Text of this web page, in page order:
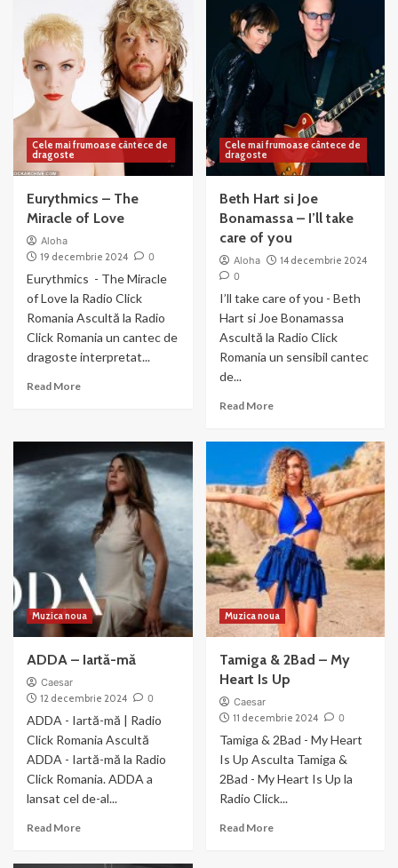
&
Soul
lanseaza
Pereche”
Cele mai frumoase cântece de
dragoste
Eurythmics – The
Miracle of Love
Aloha
19 decembrie 2024
0
Eurythmics - The Miracle
of Love la Radio Click
Romania Ascultă la Radio
Click Romania un cantec de
dragoste interpretat...
Read MoreRead
–
The
Miracle
of
Love
Cele mai frumoase cântece de
dragoste
Beth Hart si Joe
Bonamassa – I’ll take
care of you
Aloha
14 decembrie 2024
0
I’ll take care of you - Beth
Hart si Joe Bonamassa
Ascultă la Radio Click
Romania un sensibil cantec
de...
Read MoreRead
Beth
Hart
si
Joe
Bonamassa
–
I’ll
take
care
of
you
Muzica noua
ADDA – Iartă-mă
Caesar
12 decembrie 2024
0
ADDA - Iartă-mă | Radio
Click Romania Ascultă
ADDA - Iartă-mă la Radio
Click Romania. ADDA a
lansat cel de-al...
Read MoreRead
Muzica noua
Tamiga & 2Bad – My
Heart Is Up
Caesar
11 decembrie 2024
0
Tamiga & 2Bad - My Heart
Is Up Asculta Tamiga &
2Bad - My Heart Is Up la
Radio Click...
Read MoreRead